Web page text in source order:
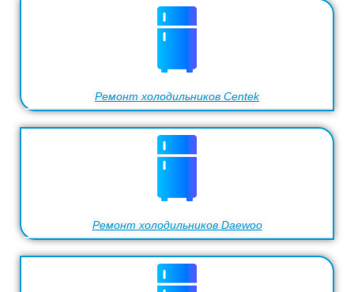
Ремонт холодильников Centek
Ремонт холодильников Daewoo